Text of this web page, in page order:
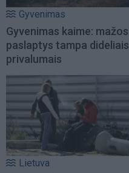
Gyvenimas
Gyvenimas kaime: mažos
paslaptys tampa dideliais
privalumais
Lietuva